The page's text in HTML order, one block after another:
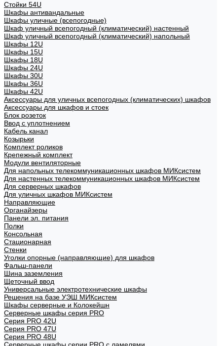
Стойки 54U
Шкафы антивандальные
Шкафы уличные (всепогодные)
Шкаф уличный всепогодный (климатический) настенный
Шкаф уличный всепогодный (климатический) напольный
Шкафы 12U
Шкафы 15U
Шкафы 18U
Шкафы 24U
Шкафы 30U
Шкафы 36U
Шкафы 42U
Аксессуары для уличных всепогодных (климатических) шкафов
Аксессуары для шкафов и стоек
Блок розеток
Ввод с уплотнением
Кабель канал
Козырьки
Комплект роликов
Крепежный комплект
Модули вентиляторные
Для напольных телекоммуникационных шкафов МИКсистем
Для настенных телекоммуникационных шкафов МИКсистем
Для серверных шкафов
Для уличных шкафов МИКсистем
Направляющие
Органайзеры
Панели эл. питания
Полки
Консольная
Стационарная
Стенки
Уголки опорные (направляющие) для шкафов
Фальш-панели
Шина заземления
Щеточный ввод
Универсальные электротехнические шкафы
Решения на базе УЭШ МИКсистем
Шкафы серверные и Колокейшн
Серверные шкафы серия PRO
Серия PRO 42U
Серия PRO 47U
Серия PRO 48U